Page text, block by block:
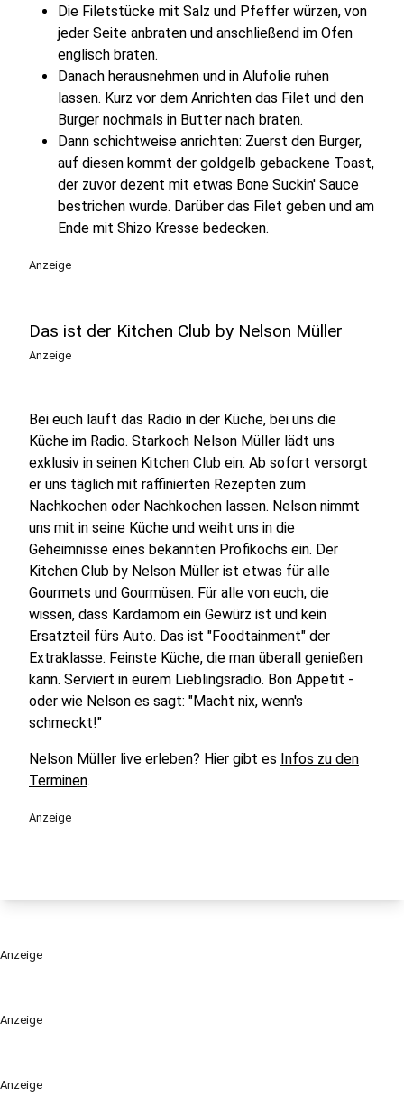
Anzeige
Anzeige
Die Filetstücke mit Salz und Pfeffer würzen, von
jeder Seite anbraten und anschließend im Ofen
englisch braten.
Danach herausnehmen und in Alufolie ruhen
lassen. Kurz vor dem Anrichten das Filet und den
Burger nochmals in Butter nach braten.
Dann schichtweise anrichten: Zuerst den Burger,
auf diesen kommt der goldgelb gebackene Toast,
der zuvor dezent mit etwas Bone Suckin' Sauce
bestrichen wurde. Darüber das Filet geben und am
Ende mit Shizo Kresse bedecken.
Anzeige
Das ist der Kitchen Club by Nelson Müller
Anzeige
Bei euch läuft das Radio in der Küche, bei uns die
Küche im Radio. Starkoch Nelson Müller lädt uns
exklusiv in seinen Kitchen Club ein. Ab sofort versorgt
er uns täglich mit raffinierten Rezepten zum
Nachkochen oder Nachkochen lassen. Nelson nimmt
uns mit in seine Küche und weiht uns in die
Geheimnisse eines bekannten Profikochs ein. Der
Kitchen Club by Nelson Müller ist etwas für alle
Gourmets und Gourmüsen. Für alle von euch, die
wissen, dass Kardamom ein Gewürz ist und kein
Ersatzteil fürs Auto. Das ist "Foodtainment" der
Extraklasse. Feinste Küche, die man überall genießen
kann. Serviert in eurem Lieblingsradio. Bon Appetit -
oder wie Nelson es sagt: "Macht nix, wenn's
schmeckt!"
Nelson Müller live erleben? Hier gibt es Infos zu den
Terminen.
Anzeige
Anzeige